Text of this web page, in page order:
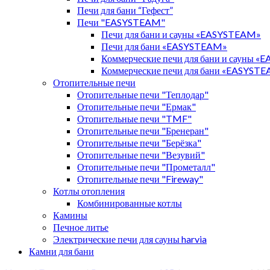
Печи для бани “Гефест”
Печи "EASYSTEAM"
Печи для бани и сауны «EASYSTEAM»
Печи для бани «EASYSTEAM»
Коммерческие печи для бани и сауны
Коммерческие печи для бани
Отопительные печи
Отопительные печи "Теплодар"
Отопительные печи "Ермак"
Отопительные печи "TMF"
Отопительные печи "Бренеран"
Отопительные печи "Берёзка"
Отопительные печи "Везувий"
Отопительные печи "Прометалл"
Отопительные печи "Fireway"
Котлы отопления
Комбинированные котлы
Камины
Печное литье
Электрические печи для сауны harvia
Камни для бани